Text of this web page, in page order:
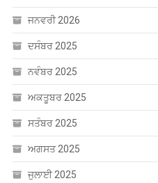
ਜਨਵਰੀ 2026
ਦਸੰਬਰ 2025
ਨਵੰਬਰ 2025
ਅਕਤੂਬਰ 2025
ਸਤੰਬਰ 2025
ਅਗਸਤ 2025
ਜੁਲਾਈ 2025